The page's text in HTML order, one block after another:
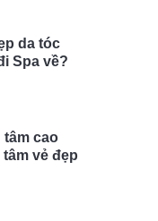
da tóc
Spa về?
cao
vẻ đẹp